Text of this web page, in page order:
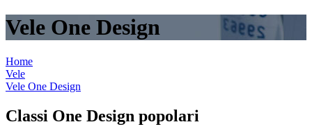
Vele One Design
Home
Vele
Vele One Design
Classi One Design popolari